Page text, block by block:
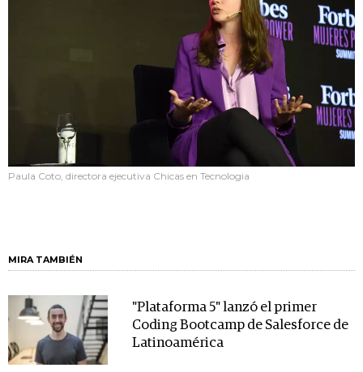
Paula Coto, directora ejecutiva Chicas en Tecnologia
MIRA TAMBIÉN
"Plataforma 5" lanzó el primer
Coding Bootcamp de Salesforce de
Latinoamérica